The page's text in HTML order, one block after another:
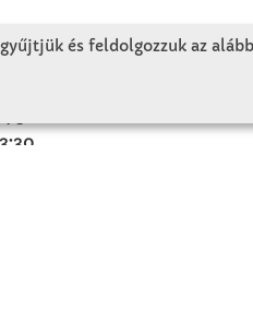
Kft.és feldolgozzuk az